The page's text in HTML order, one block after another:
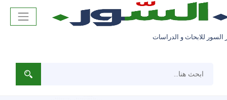
السور للابحاث و الدراسات